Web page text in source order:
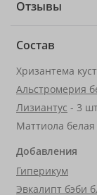
Отзывы
Состав
Хризантема
Альстромерия
Лизиантус - 3
Маттиола
Добавления
Гиперикум
Эвкалипт бэби